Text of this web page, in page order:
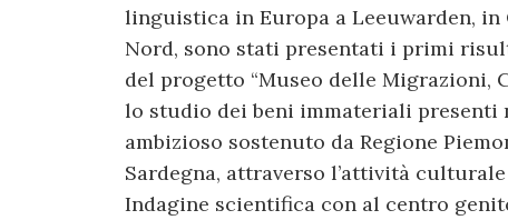
linguistica in Europa a Leeuwarden,
Nord, sono stati presentati i primi
del progetto “Museo delle Migrazioni,
lo studio dei beni immateriali
ambizioso sostenuto da Regione
Sardegna, attraverso l’attività
Indagine scientifica con al centro